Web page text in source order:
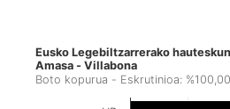
Eusko Legebiltzarrerako
Amasa - Villabona
Boto kopurua - Eskrutinioa: %100,00